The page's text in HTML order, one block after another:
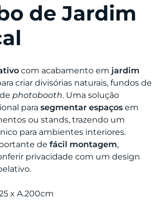
de Jardim
com acabamento em jardim
criar divisórias naturais, fundos de
photobooth. Uma solução
para segmentar espaços em
ou stands, trazendo um
para ambientes interiores.
de fácil montagem,
privacidade com um design
x A.200cm